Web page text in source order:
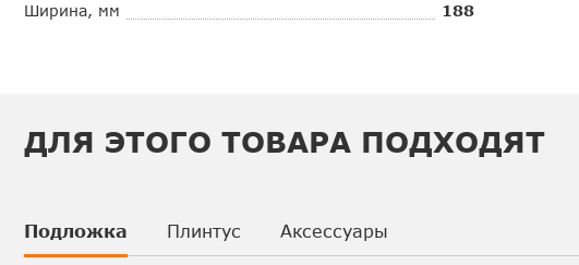
Ширина, мм 188
ДЛЯ ЭТОГО ТОВАРА ПОДХОДЯТ
Подложка Плинтус Аксессуары